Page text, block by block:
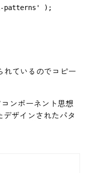
patterns' );
れているのでコピー
ンポーネント思想
ザインされたパタ